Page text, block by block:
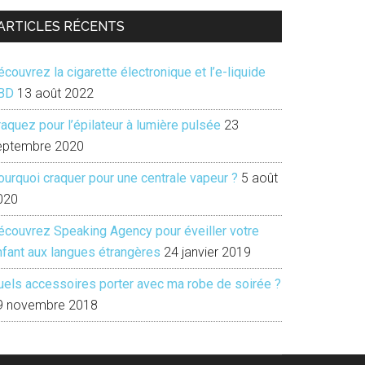
RÉCENTS
la cigarette électronique et l’e-liquide
13 août 2022
pour l’épilateur à lumière pulsée 23
2020
craquer pour une centrale vapeur ? 5 août
Speaking Agency pour éveiller votre
aux langues étrangères 24 janvier 2019
accessoires porter avec ma robe de soirée ?
novembre 2018